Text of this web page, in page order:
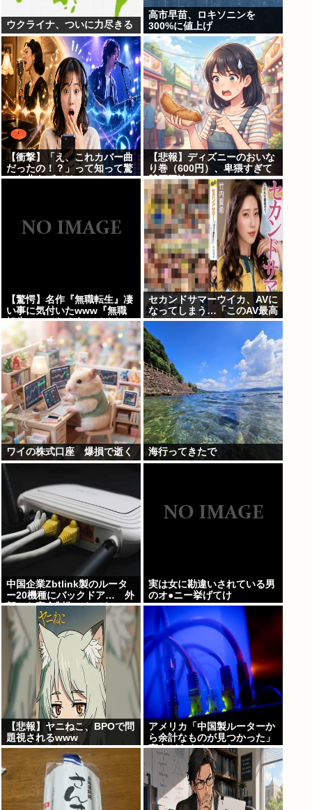
ウクライナ、ついに力尽きる
高市早苗、ロキソニンを
300%に値上げ
【衝撃】「え、これカバー曲
だったの！？」って知って驚
いた曲あげてけ
【悲報】ディズニーのおいな
り巻（600円）、卑猥すぎて
賛否両論www
【驚愕】名作『無職転生』凄
い事に気付いたwww『無職
転生』ってなろうっぽくない
からおすすめって言われたか
ら見たのだけど…もしかし
て…
セカンドサマーウイカ、AVに
なってしまう…「このAV最高
やで！」
ワイの株式口座 爆損で逝く 海行ってきたで
中国企業Zbtlink製のルータ
ー20機種にバックドア… 外
部から完全制御のおそれ
実は女に勘違いされている男
のオ●ニー挙げてけ
【悲報】ヤニねこ、BPOで問
題視されるwww
アメリカ「中国製ルーターか
ら余計なものが見つかった」
高市どうするのこれ